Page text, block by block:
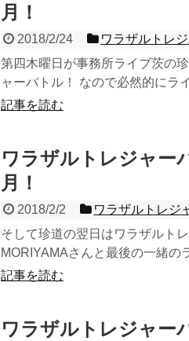
月！
2018/2/24
ワラザルトレ
第四木曜日が事務所ライブ茨の
ャーバトル！ なので必然的にラ
記事を読む
ワラザルトレジャー
月！
2018/2/2
ワラザルトレジ
そして珍道の翌日はワラザルト
MORIYAMAさんと最後の一緒の
記事を読む
ワラザルトレジャー